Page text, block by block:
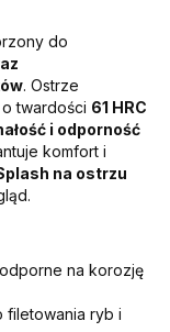
do
. Ostrze
o twardości 61 HRC
i odporność
komfort i
na ostrzu
na korozję
filetowania ryb i